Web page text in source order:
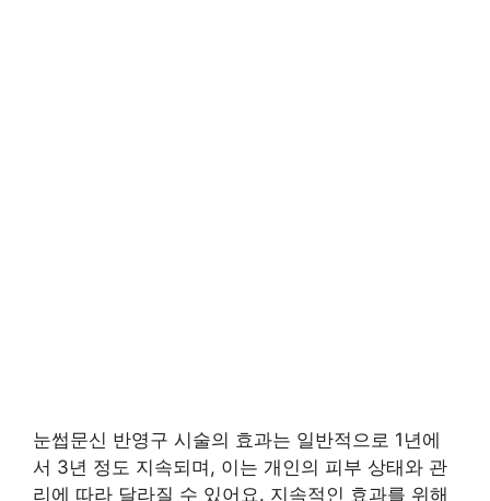
눈썹문신 반영구 시술의 효과는 일반적으로 1년에
서 3년 정도 지속되며, 이는 개인의 피부 상태와 관
리에 따라 달라질 수 있어요. 지속적인 효과를 위해